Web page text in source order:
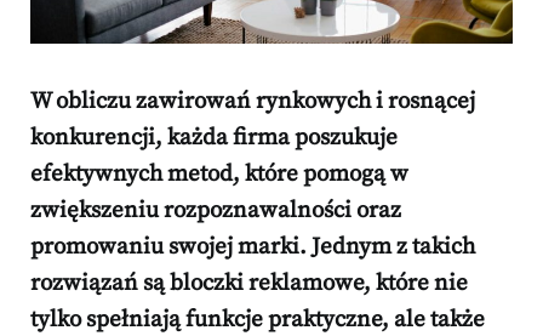
W obliczu zawirowań rynkowych i rosnącej
konkurencji, każda firma poszukuje
efektywnych metod, które pomogą w
zwiększeniu rozpoznawalności oraz
promowaniu swojej marki. Jednym z takich
rozwiązań są bloczki reklamowe, które nie
tylko spełniają funkcje praktyczne, ale także